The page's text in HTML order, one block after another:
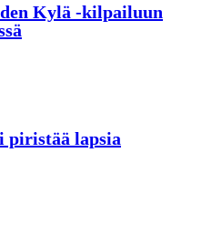
Kylä -kilpailuun
piristää lapsia